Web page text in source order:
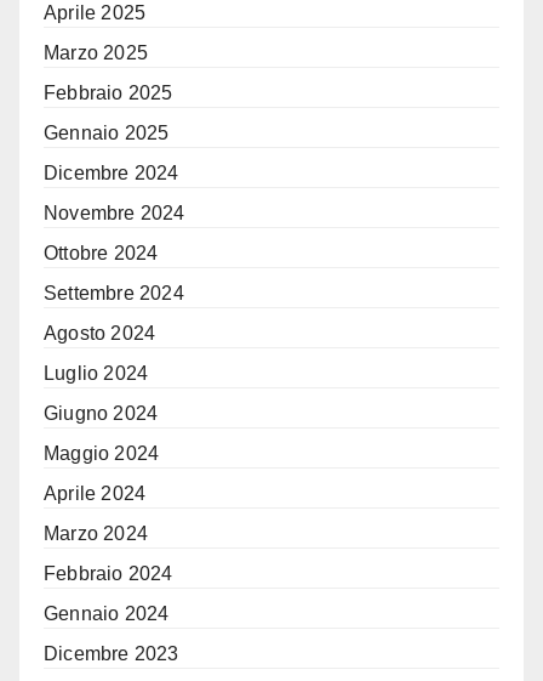
Aprile 2025
Marzo 2025
Febbraio 2025
Gennaio 2025
Dicembre 2024
Novembre 2024
Ottobre 2024
Settembre 2024
Agosto 2024
Luglio 2024
Giugno 2024
Maggio 2024
Aprile 2024
Marzo 2024
Febbraio 2024
Gennaio 2024
Dicembre 2023